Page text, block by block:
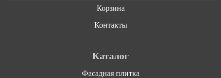
Корзина
Контакты
Каталог
Фасадная плитка